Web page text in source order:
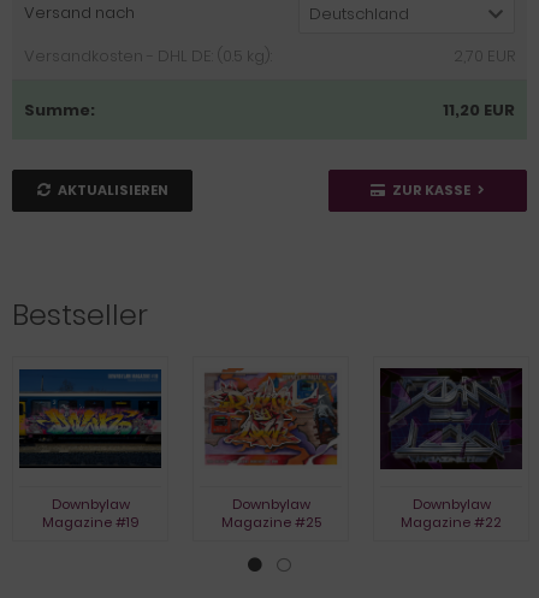
Versand nach
Deutschland
Versandkosten - DHL DE: (0.5 kg):
2,70 EUR
Summe: 11,20 EUR
AKTUALISIEREN ZUR KASSE
Bestseller
Downbylaw
Magazine #19
Downbylaw
Magazine #25
Downbylaw
Magazine #22